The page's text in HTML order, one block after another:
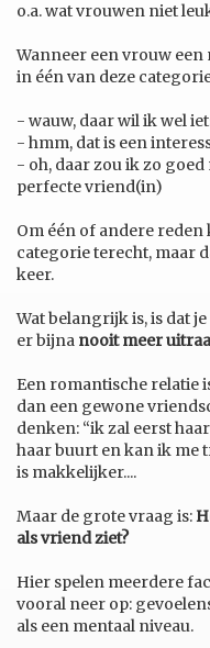
o.a. wat vrouwen niet
Wanneer een vrouw
in één van deze
- wauw, daar wil ik wel
- hmm, dat is een
- oh, daar zou ik zo
perfecte vriend(in)
Om één of andere
categorie terecht, maar
keer.
Wat belangrijk is, is dat je
er bijna nooit meer
Een romantische relatie
dan een gewone
denken: “ik zal eerst
haar buurt en kan ik me
is makkelijker....
Maar de grote vraag is:
als vriend ziet?
Hier spelen meerdere
vooral neer op:
als een mentaal niveau.